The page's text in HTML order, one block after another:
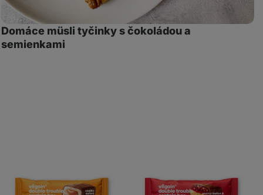
Domáce müsli tyčinky s čokoládou a
semienkami